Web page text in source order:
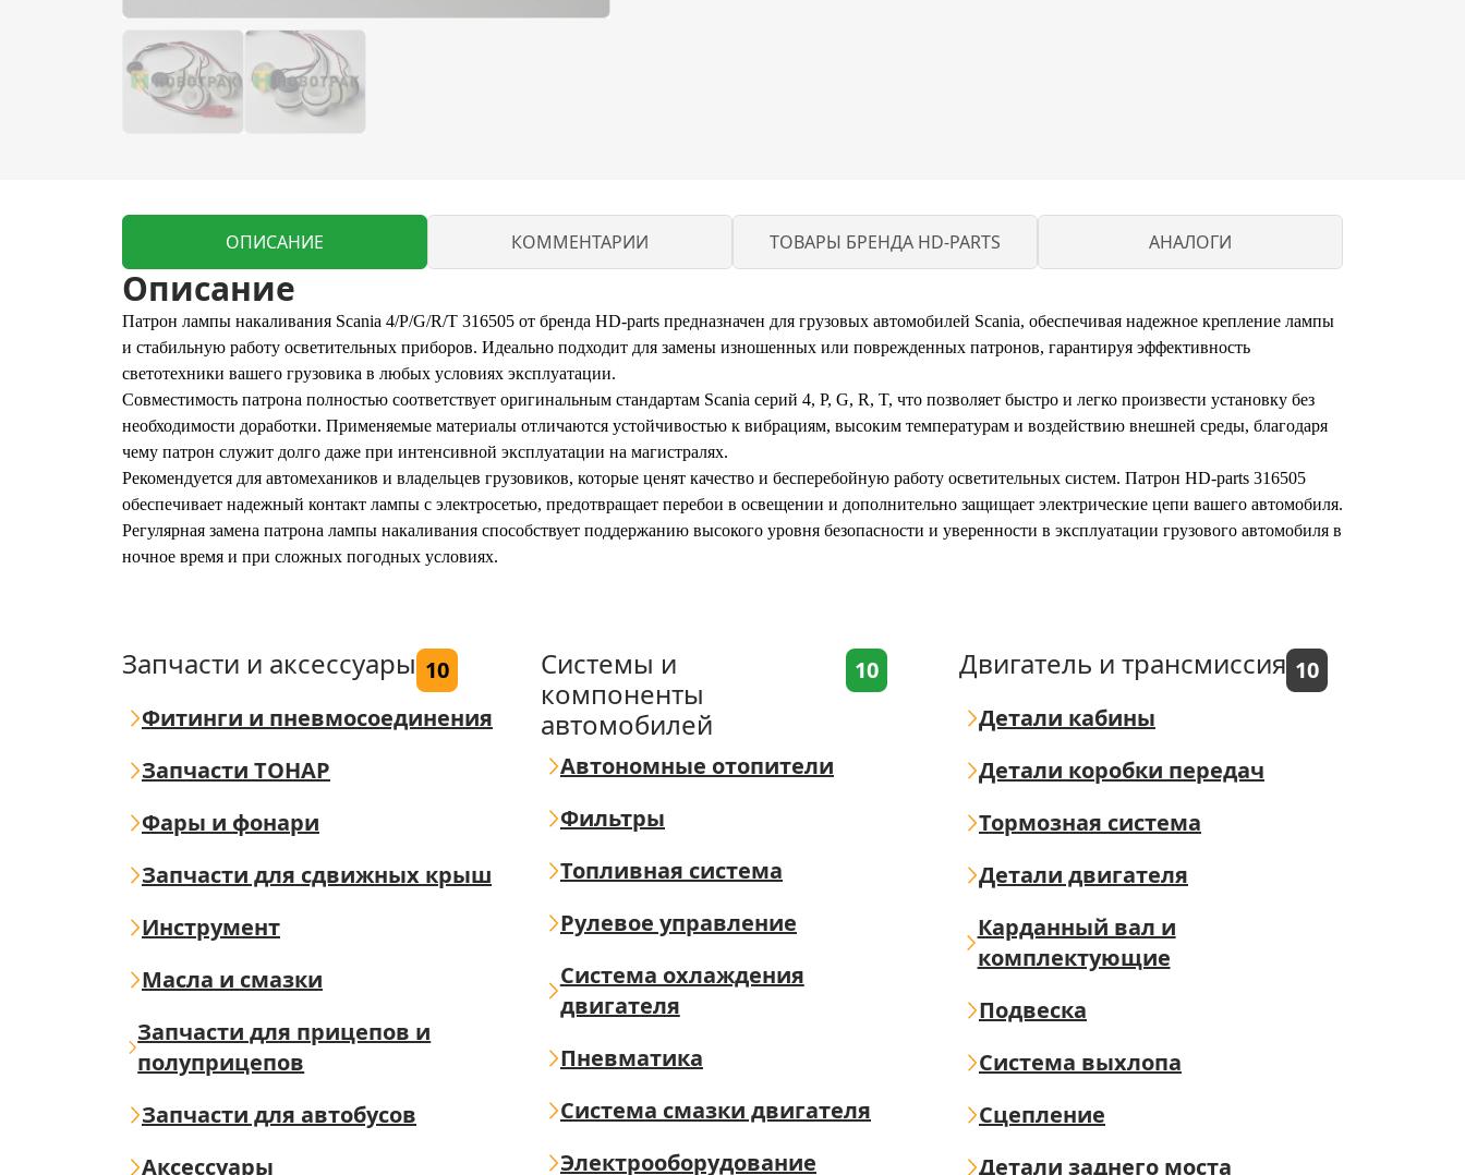
ОПИСАНИЕ КОММЕНТАРИИ ТОВАРЫ БРЕНДА HD-PARTS АНАЛОГИ
Описание
Патрон лампы накаливания Scania 4/P/G/R/T 316505 от бренда HD-parts предназначен для грузовых автомобилей Scania, обеспечивая надежное крепление лампы
и стабильную работу осветительных приборов. Идеально подходит для замены изношенных или поврежденных патронов, гарантируя эффективность
светотехники вашего грузовика в любых условиях эксплуатации.
Совместимость патрона полностью соответствует оригинальным стандартам Scania серий 4, P, G, R, T, что позволяет быстро и легко произвести установку без
необходимости доработки. Применяемые материалы отличаются устойчивостью к вибрациям, высоким температурам и воздействию внешней среды, благодаря
чему патрон служит долго даже при интенсивной эксплуатации на магистралях.
Рекомендуется для автомехаников и владельцев грузовиков, которые ценят качество и бесперебойную работу осветительных систем. Патрон HD-parts 316505
обеспечивает надежный контакт лампы с электросетью, предотвращает перебои в освещении и дополнительно защищает электрические цепи вашего автомобиля.
Регулярная замена патрона лампы накаливания способствует поддержанию высокого уровня безопасности и уверенности в эксплуатации грузового автомобиля в
ночное время и при сложных погодных условиях.
Запчасти и аксессуары 10
Фитинги и пневмосоединения
Запчасти ТОНАР
Фары и фонари
Запчасти для сдвижных крыш
Инструмент
Масла и смазки
Запчасти для прицепов и
полуприцепов
Запчасти для автобусов
Аксессуары
Системы и
компоненты
автомобилей
10
Автономные отопители
Фильтры
Топливная система
Рулевое управление
Система охлаждения
двигателя
Пневматика
Система смазки двигателя
Электрооборудование
Двигатель и трансмиссия 10
Детали кабины
Детали коробки передач
Тормозная система
Детали двигателя
Карданный вал и
комплектующие
Подвеска
Система выхлопа
Сцепление
Детали заднего моста